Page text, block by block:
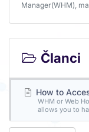
Manager(WHM),
Članci
How to
WHM or Web
allows you to